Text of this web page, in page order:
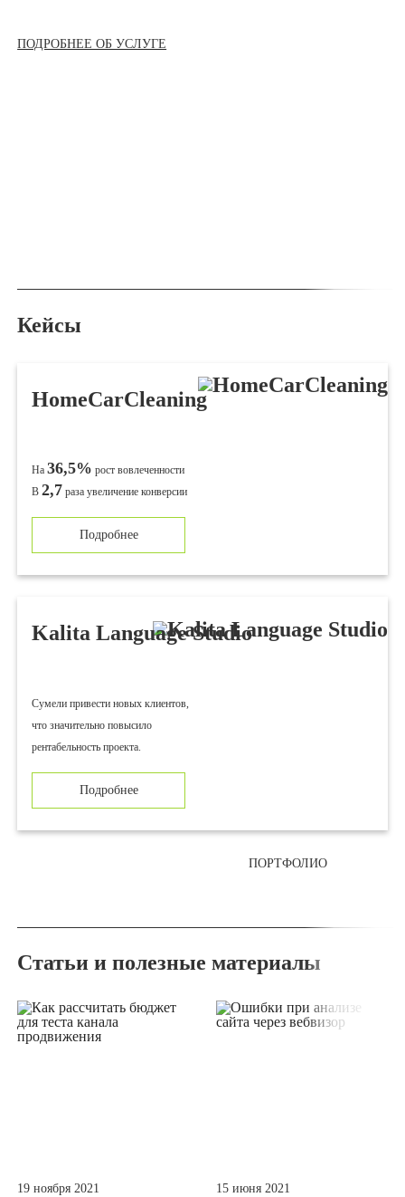
ПОДРОБНЕЕ ОБ УСЛУГЕ
Кейсы
HomeCarCleaning
На36,5% рост вовлеченности
В2,7 раза уве­ли­че­ние конверсии
Подробнее
Kalita Language Studio
Суме­ли при­ве­сти новых клиентов,
что зна­чи­тель­но повысило
рен­та­бель­ность проекта.
Подробнее
ПОРТФОЛИО
Статьи и полезные материалы
19 ноября 2021 15 июня 2021